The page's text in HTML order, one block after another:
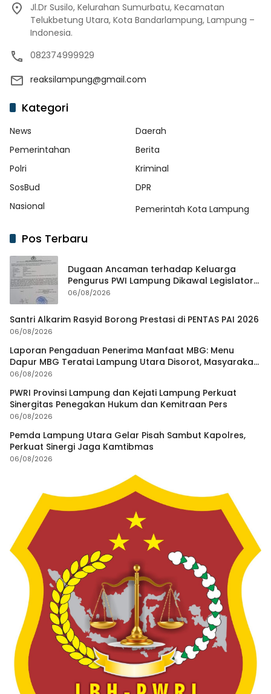
Jl.Dr Susilo, Kelurahan Sumurbatu, Kecamatan
Telukbetung Utara, Kota Bandarlampung, Lampung –
Indonesia.
082374999929
reaksilampung@gmail.com
Kategori
News
Daerah
Pemerintahan
Berita
Polri
Kriminal
SosBud
DPR
Nasional
Pemerintah Kota Lampung
Pos Terbaru
Dugaan Ancaman terhadap Keluarga
Pengurus PWI Lampung Dikawal Legislator
dan Jurnalis
06/08/2026
Santri Alkarim Rasyid Borong Prestasi di PENTAS PAI 2026
06/08/2026
Laporan Pengaduan Penerima Manfaat MBG: Menu
Dapur MBG Teratai Lampung Utara Disorot, Masyarakat
Minta Satgas Lakukan Investigasi
06/08/2026
PWRI Provinsi Lampung dan Kejati Lampung Perkuat
Sinergitas Penegakan Hukum dan Kemitraan Pers
06/08/2026
Pemda Lampung Utara Gelar Pisah Sambut Kapolres,
Perkuat Sinergi Jaga Kamtibmas
06/08/2026